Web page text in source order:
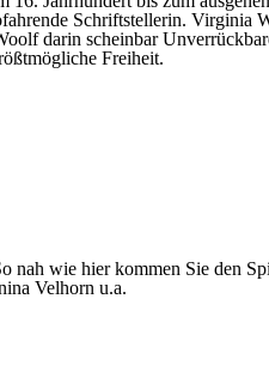
Schriftstellerin. Virginia
darin scheinbar
Freiheit.
wie hier kommen Sie den
Velhorn u.a.